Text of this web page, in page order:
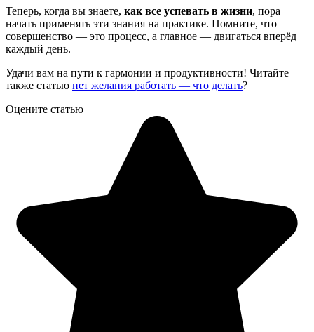
Теперь, когда вы знаете, как все успевать в жизни, пора
начать применять эти знания на практике. Помните, что
совершенство — это процесс, а главное — двигаться вперёд
каждый день.
Удачи вам на пути к гармонии и продуктивности! Читайте
также статью нет желания работать — что делать?
Оцените статью